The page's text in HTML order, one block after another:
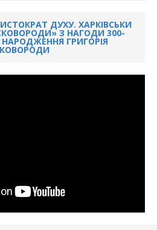
ДУХУ. ХАРКІВСЬКИ
З НАГОДИ 300-
НАРОДЖЕННЯ ГРИГОРІЯ